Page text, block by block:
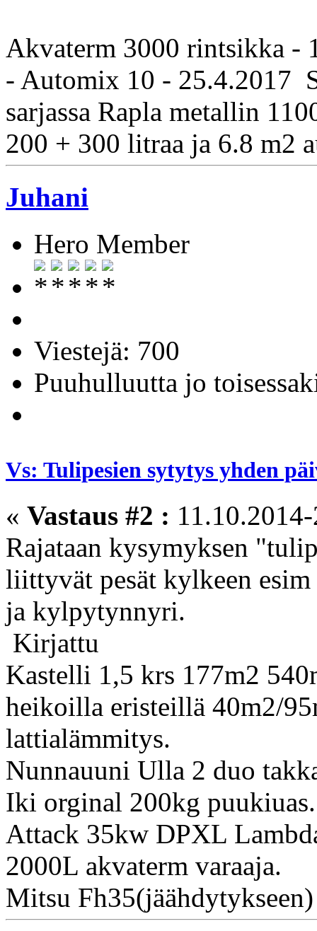
Akvaterm 3000 rintsikka -
- Automix 10 - 25.4.2017
sarjassa Rapla metallin
200 + 300 litraa ja 6.8 m2
Juhani
Hero Member
Viestejä: 700
Puuhulluutta jo
Vs: Tulipesien sytytys yhden
« Vastaus #2 :
Rajataan kysymyksen
liittyvät pesät kylkeen
ja kylpytynnyri.
Kirjattu
Kastelli 1,5 krs 177m2
heikoilla eristeillä 40m2/
lattialämmitys.
Nunnauuni Ulla 2 duo
Iki orginal 200kg puukiuas.
Attack 35kw DPXL
2000L akvaterm varaaja.
Mitsu Fh35(jäähdytykseen)